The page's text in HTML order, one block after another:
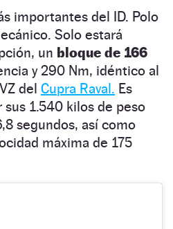
importantes del ID. Polo
Solo estará
un bloque de 166
y 290 Nm, idéntico al
del Cupra Raval. Es
1.540 kilos de peso
segundos, así como
máxima de 175